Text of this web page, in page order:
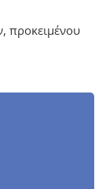
προκειμένου